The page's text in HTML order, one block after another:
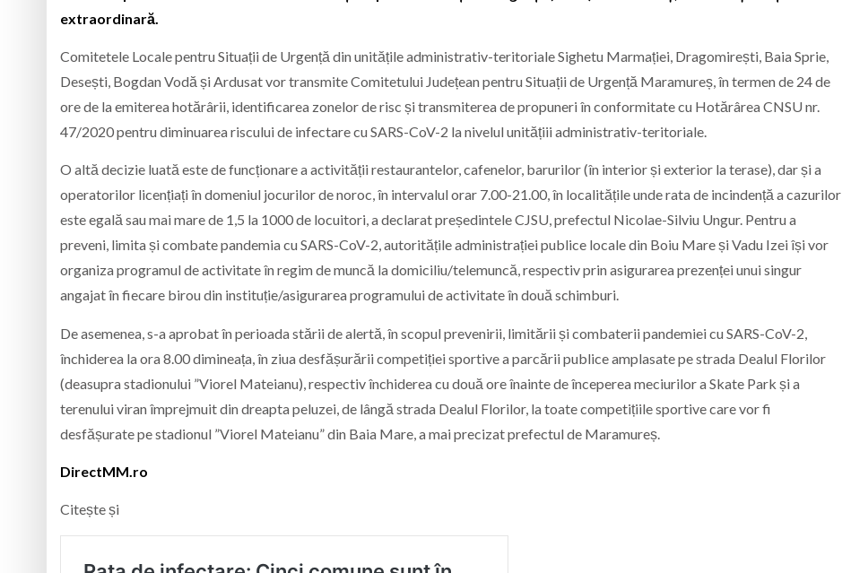
extraordinară.
Comitetele Locale pentru Situații de Urgență din unitățile administrativ-teritoriale Sighetu Marmației, Dragomirești, Baia Sprie,
Desești, Bogdan Vodă și Ardusat vor transmite Comitetului Județean pentru Situații de Urgență Maramureș, în termen de 24 de
ore de la emiterea hotărârii, identificarea zonelor de risc și transmiterea de propuneri în conformitate cu Hotărârea CNSU nr.
47/2020 pentru diminuarea riscului de infectare cu SARS-CoV-2 la nivelul unitățiii administrativ-teritoriale.
O altă decizie luată este de funcționare a activității restaurantelor, cafenelor, barurilor (în interior și exterior la terase), dar și a
operatorilor licențiați în domeniul jocurilor de noroc, în intervalul orar 7.00-21.00, în localitățile unde rata de incindență a cazurilor
este egală sau mai mare de 1,5 la 1000 de locuitori, a declarat președintele CJSU, prefectul Nicolae-Silviu Ungur. Pentru a
preveni, limita și combate pandemia cu SARS-CoV-2, autoritățile administrației publice locale din Boiu Mare și Vadu Izei își vor
organiza programul de activitate în regim de muncă la domiciliu/telemuncă, respectiv prin asigurarea prezenței unui singur
angajat în fiecare birou din instituție/asigurarea programului de activitate în două schimburi.
De asemenea, s-a aprobat în perioada stării de alertă, în scopul prevenirii, limitării și combaterii pandemiei cu SARS-CoV-2,
închiderea la ora 8.00 dimineața, în ziua desfășurării competiției sportive a parcării publice amplasate pe strada Dealul Florilor
(deasupra stadionului ”Viorel Mateianu), respectiv închiderea cu două ore înainte de începerea meciurilor a Skate Park și a
terenului viran împrejmuit din dreapta peluzei, de lângă strada Dealul Florilor, la toate competițiile sportive care vor fi
desfășurate pe stadionul ”Viorel Mateianu” din Baia Mare, a mai precizat prefectul de Maramureș.
DirectMM.ro
Citește și